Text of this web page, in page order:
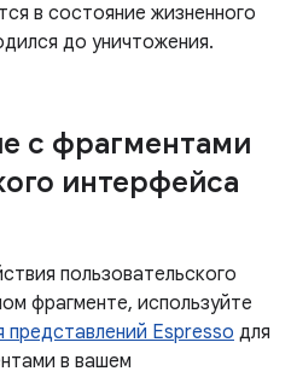
в состояние жизненного
до уничтожения.
с фрагментами
интерфейса
пользовательского
фрагменте, используйте
представлений Espresso для
в вашем